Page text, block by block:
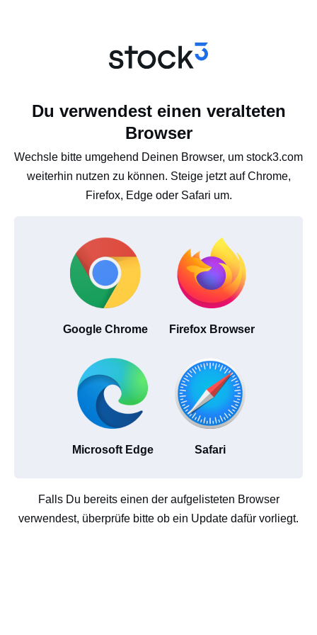
Du verwendest einen veralteten
Browser
Wechsle bitte umgehend Deinen Browser, um stock3.com
weiterhin nutzen zu können. Steige jetzt auf Chrome,
Firefox, Edge oder Safari um.
Google Chrome Firefox Browser
Microsoft Edge Safari
Falls Du bereits einen der aufgelisteten Browser
verwendest, überprüfe bitte ob ein Update dafür vorliegt.